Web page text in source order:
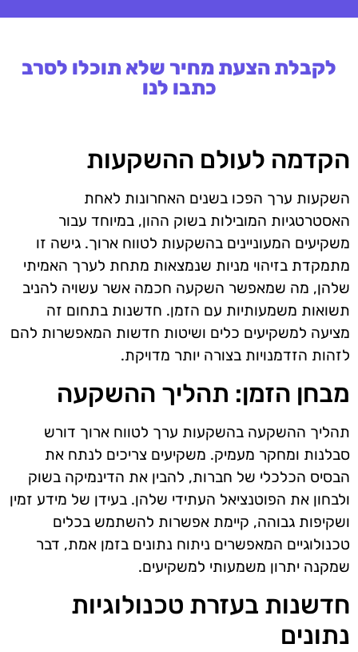
לקבלת הצעת מחיר שלא תוכלו לסרב
כתבו לנו
הקדמה לעולם ההשקעות
השקעות ערך הפכו בשנים האחרונות לאחת
האסטרטגיות המובילות בשוק ההון, במיוחד עבור
משקיעים המעוניינים בהשקעות לטווח ארוך. גישה זו
מתמקדת בזיהוי מניות שנמצאות מתחת לערך האמיתי
שלהן, מה שמאפשר השקעה חכמה אשר עשויה להניב
תשואות משמעותיות עם הזמן. חדשנות בתחום זה
מציעה למשקיעים כלים ושיטות חדשות המאפשרות להם
לזהות הזדמנויות בצורה יותר מדויקת.
מבחן הזמן: תהליך ההשקעה
תהליך ההשקעה בהשקעות ערך לטווח ארוך דורש
סבלנות ומחקר מעמיק. משקיעים צריכים לנתח את
הבסיס הכלכלי של חברות, להבין את הדינמיקה בשוק
ולבחון את הפוטנציאל העתידי שלהן. בעידן של מידע זמין
ושקיפות גבוהה, קיימת אפשרות להשתמש בכלים
טכנולוגיים המאפשרים ניתוח נתונים בזמן אמת, דבר
שמקנה יתרון משמעותי למשקיעים.
חדשנות בעזרת טכנולוגיות
נתונים